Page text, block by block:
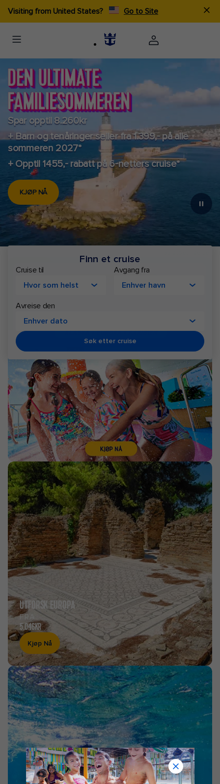
Visiting from United States? Go to Site
Spar opptil 8.260kr
+ Barn og tenåringer seiler fra 1.399,- på alle
sommeren 2027*
+ Opptil 1455,- rabatt på 6-netters cruise*
KJØP NÅ
Finn et cruise
Avreise den
Enhver dato
Cruise til
Hvor som helst
Avgang fra
Enhver havn
Søk etter cruise
Royal
Caribbean
Cruise
UTFORSK EUROPA
FRA
5.046KR
Kjøp Nå